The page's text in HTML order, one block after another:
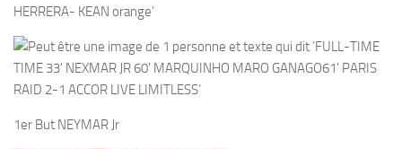
1er But NEYMAR Jr